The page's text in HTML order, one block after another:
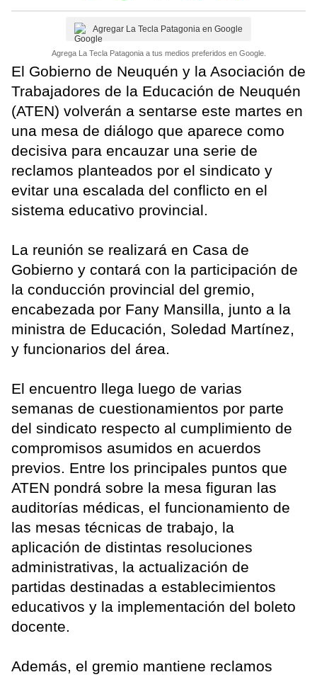
Agregar La Tecla Patagonia en Google
Agrega La Tecla Patagonia a tus medios preferidos en Google.
El Gobierno de Neuquén y la Asociación de
Trabajadores de la Educación de Neuquén
(ATEN) volverán a sentarse este martes en
una mesa de diálogo que aparece como
decisiva para encauzar una serie de
reclamos planteados por el sindicato y
evitar una escalada del conflicto en el
sistema educativo provincial.
La reunión se realizará en Casa de
Gobierno y contará con la participación de
la conducción provincial del gremio,
encabezada por Fany Mansilla, junto a la
ministra de Educación, Soledad Martínez,
y funcionarios del área.
El encuentro llega luego de varias
semanas de cuestionamientos por parte
del sindicato respecto al cumplimiento de
compromisos asumidos en acuerdos
previos. Entre los principales puntos que
ATEN pondrá sobre la mesa figuran las
auditorías médicas, el funcionamiento de
las mesas técnicas de trabajo, la
aplicación de distintas resoluciones
administrativas, la actualización de
partidas destinadas a establecimientos
educativos y la implementación del boleto
docente.
Además, el gremio mantiene reclamos